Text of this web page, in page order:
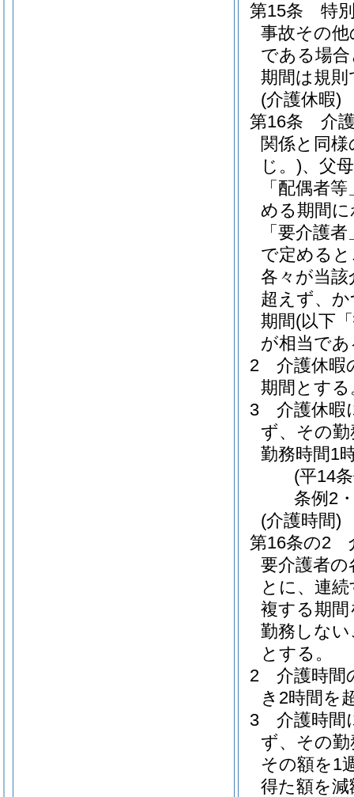
第15条
特
事故その
である場
期間は規
(介護休暇)
第16条
介
関係と同
じ。)、父
「配偶者
める期間
「要介護
で定める
各々が当
超えず、
期間(以下
が相当で
2
介護休暇
期間とする
3
介護休暇
ず、その
勤務時間1
(平14
条例2
(介護時間)
第16条の2
要介護者
とに、連
複する期
勤務しな
とする。
2
介護時間
き2時間を
3
介護時間
ず、その
その額を1
得た額を